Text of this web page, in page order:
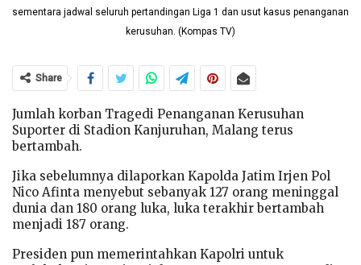
sementara jadwal seluruh pertandingan Liga 1 dan usut kasus penanganan
kerusuhan. (Kompas TV)
Share
Jumlah korban Tragedi Penanganan Kerusuhan
Suporter di Stadion Kanjuruhan, Malang terus
bertambah.
Jika sebelumnya dilaporkan Kapolda Jatim Irjen Pol
Nico Afinta menyebut sebanyak 127 orang meninggal
dunia dan 180 orang luka, luka terakhir bertambah
menjadi 187 orang.
Presiden pun memerintahkan Kapolri untuk